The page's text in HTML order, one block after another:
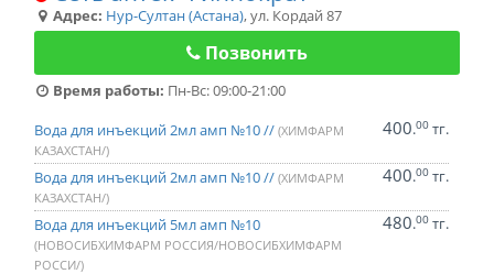
Адрес: Нур-Султан (Астана),ул. Кордай 87
Позвонить
Время работы: Пн-Вс: 09:00-21:00
Вода для инъекций 2мл амп №10 // (ХИМФАРМ
КАЗАХСТАН/)
400.00 тг.
Вода для инъекций 2мл амп №10 // (ХИМФАРМ
КАЗАХСТАН/)
400.00 тг.
Вода для инъекций 5мл амп №10
(НОВОСИБХИМФАРМ РОССИЯ/НОВОСИБХИМФАРМ
РОССИ/)
480.00 тг.